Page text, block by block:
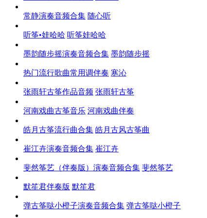
常静演奏音频合集 随心听
听筝•娃哈哈 听筝娃哈哈
墨韵随步摇演奏音频合集 墨韵随步摇
热门流行歌曲常用调伴奏 寒沁
张雨轩古筝作品音频 张雨轩古筝
河南戏曲古筝音乐 河南戏曲伴奏
皓月古筝流行曲合集 皓月古风古筝曲
崔江卉演奏音频合集 崔江卉
斐然筝艺（伴奏版）演奏音频合集 斐然筝艺
默笙君伴奏版 默笙君
弹古筝哒小橙子演奏音频合集 弹古筝哒小橙子